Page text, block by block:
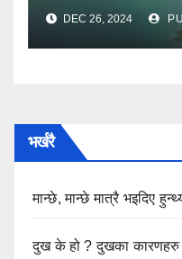
DEC 26, 2024
भर्खरै
मान्छे, मान्छे मात्रै भइदिए
दुख के हो ? दुखका